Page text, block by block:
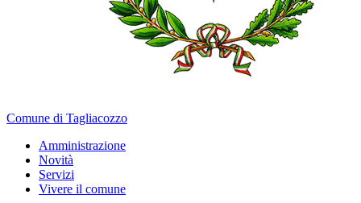
Comune di Tagliacozzo
Amministrazione
Novità
Servizi
Vivere il comune